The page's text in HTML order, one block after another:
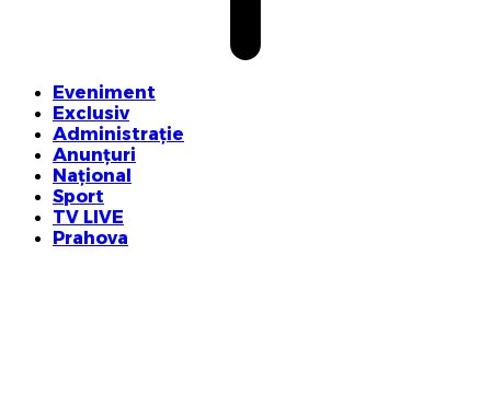
Eveniment
Exclusiv
Administrație
Anunțuri
Național
Sport
TV LIVE
Prahova